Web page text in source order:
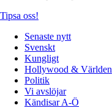
Tipsa oss!
Senaste nytt
Svenskt
Kungligt
Hollywood & Världen
Politik
Vi avslöjar
Kändisar A-Ö